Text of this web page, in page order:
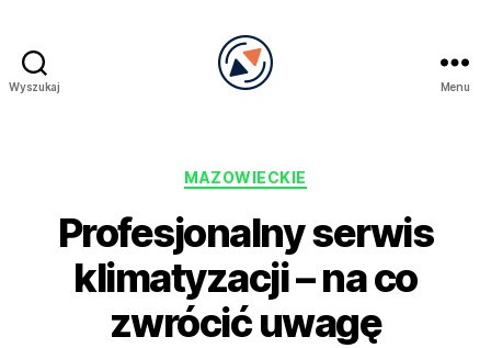
Wyszukaj Menu
Kategorie
MAZOWIECKIE
Profesjonalny serwis
klimatyzacji – na co
zwrócić uwagę